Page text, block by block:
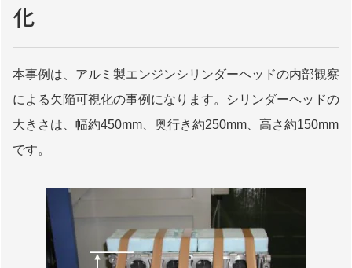
化
本事例は、アルミ製エンジンシリンダーヘッドの内部観察
による欠陥可視化の事例になります。シリンダーヘッドの
大きさは、幅約450mm、奥行き約250mm、高さ約150mm
です。